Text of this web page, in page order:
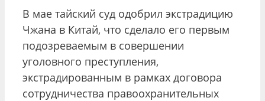
В мае тайский суд одобрил экстрадицию
Чжана в Китай, что сделало его первым
подозреваемым в совершении
уголовного преступления,
экстрадированным в рамках договора
сотрудничества правоохранительных